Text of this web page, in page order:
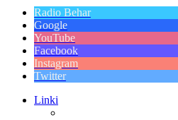
Radio Behar
Google
YouTube
Facebook
Instagram
Twitter
Linki